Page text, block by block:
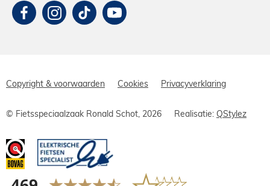
Copyright & voorwaarden Cookies Privacyverklaring
© Fietsspeciaalzaak Ronald Schot, 2026 Realisatie: QStylez